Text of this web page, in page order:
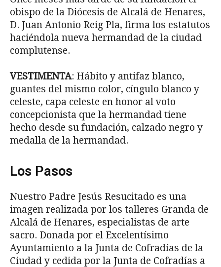
obispo de la Diócesis de Alcalá de Henares,
D. Juan Antonio Reig Pla, firma los estatutos
haciéndola nueva hermandad de la ciudad
complutense.
VESTIMENTA: Hábito y antifaz blanco,
guantes del mismo color, cíngulo blanco y
celeste, capa celeste en honor al voto
concepcionista que la hermandad tiene
hecho desde su fundación, calzado negro y
medalla de la hermandad.
Los Pasos
Nuestro Padre Jesús Resucitado es una
imagen realizada por los talleres Granda de
Alcalá de Henares, especialistas de arte
sacro. Donada por el Excelentísimo
Ayuntamiento a la Junta de Cofradías de la
Ciudad y cedida por la Junta de Cofradías a